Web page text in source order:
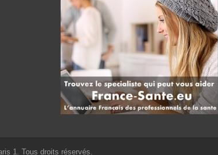
1. Tous droits réservés.